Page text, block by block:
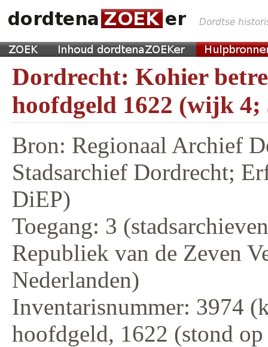
Dordrecht: Kohier
hoofdgeld 1622 (wijk 4;
Bron: Regionaal Archief
Stadsarchief Dordrecht;
DiEP)
Toegang: 3
Republiek van de Zeven
Nederlanden)
Inventarisnummer: 3974
hoofdgeld, 1622 (stond